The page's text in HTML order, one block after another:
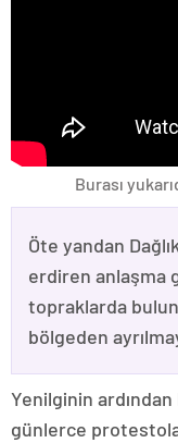
Burası
Öte yandan
erdiren anlaşma
topraklarda
bölgeden
Yenilginin
günlerce